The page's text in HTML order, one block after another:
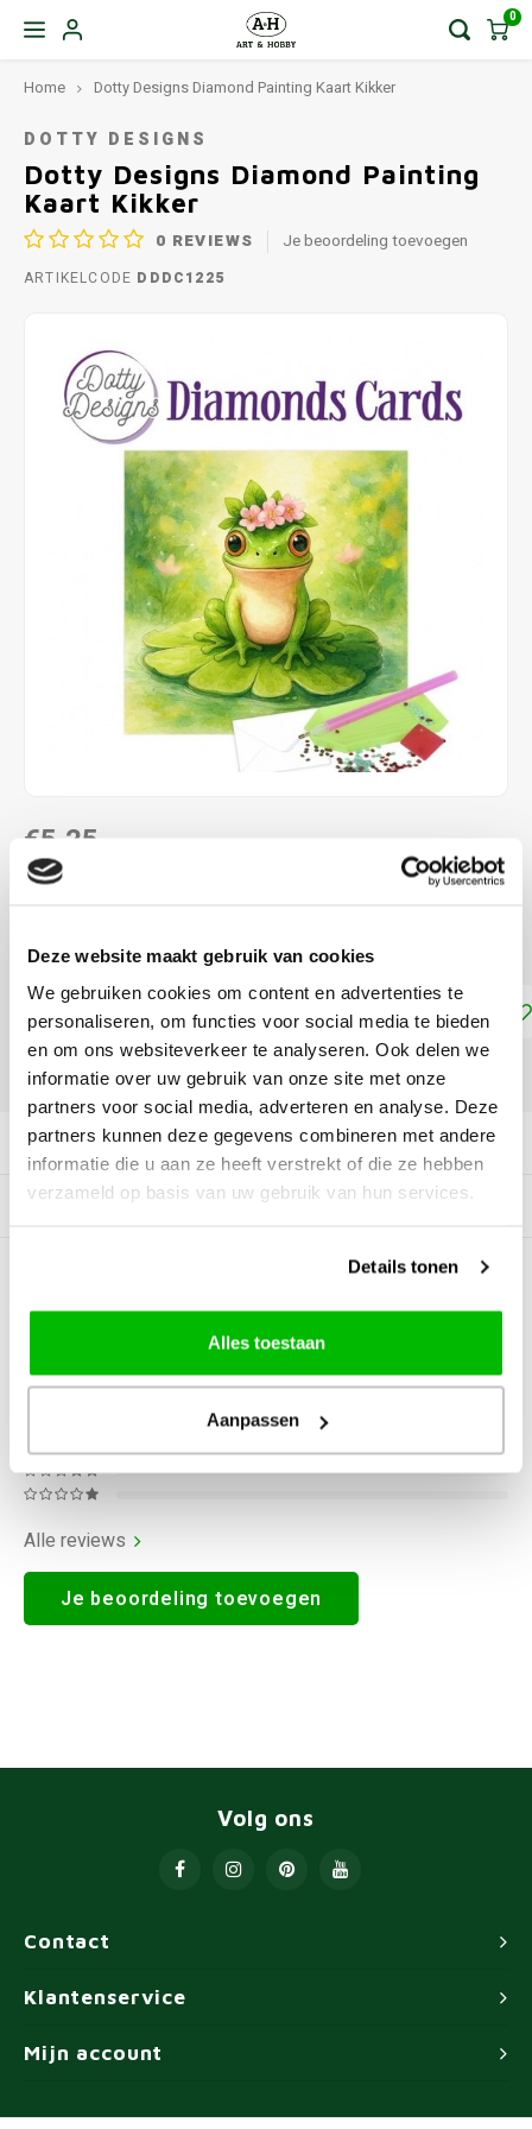
Deze website maakt gebruik van cookies
We gebruiken cookies om content en advertenties te
personaliseren, om functies voor social media te bieden
en om ons websiteverkeer te analyseren. Ook delen we
informatie over uw gebruik van onze site met onze
partners voor social media, adverteren en analyse. Deze
partners kunnen deze gegevens combineren met andere
informatie die u aan ze heeft verstrekt of die ze hebben
verzameld op basis van uw gebruik van hun services.
Details tonen
Alles toestaan
Aanpassen
0
Home Dotty Designs Diamond Painting Kaart Kikker
DOTTY DESIGNS
Dotty Designs Diamond Painting
Kaart Kikker
0 REVIEWS Je beoordeling toevoegen
ARTIKELCODE DDDC1225
€5,25
NIET LEVERBAAR
ca. 15 x 15 cm Lees meer
Toevoegen aan winkelwagen
DELEN:
Productomschrijving
Gerelateerde producten
BEOORDELINGEN
Alle reviews
Je beoordeling toevoegen
Contact
Volg ons
Klantenservice
Mijn account